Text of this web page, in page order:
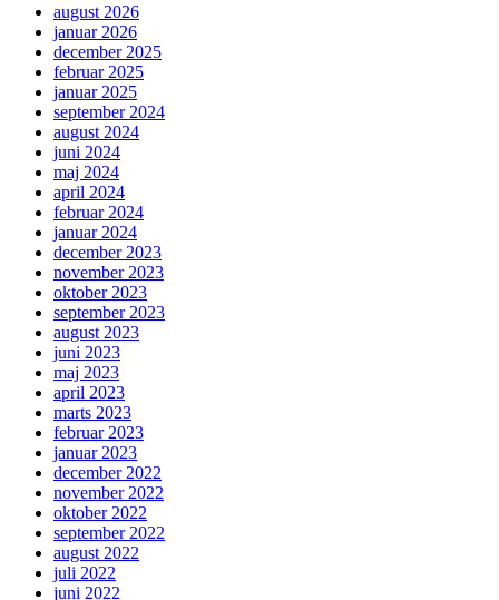
august 2026
januar 2026
december 2025
februar 2025
januar 2025
september 2024
august 2024
juni 2024
maj 2024
april 2024
februar 2024
januar 2024
december 2023
november 2023
oktober 2023
september 2023
august 2023
juni 2023
maj 2023
april 2023
marts 2023
februar 2023
januar 2023
december 2022
november 2022
oktober 2022
september 2022
august 2022
juli 2022
juni 2022